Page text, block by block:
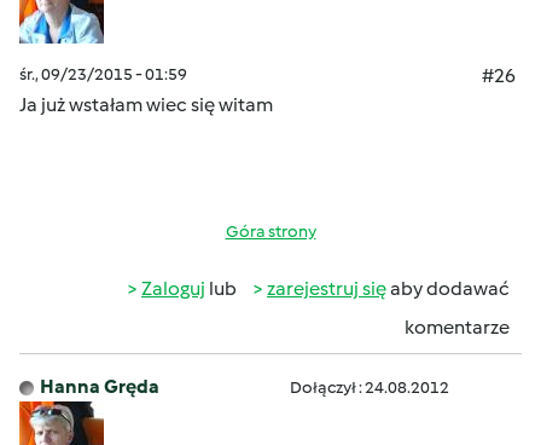
śr., 09/23/2015 - 01:59
#26
Ja już wstałam wiec się witam
Góra strony
Zaloguj lub zarejestruj sięaby dodawać
komentarze
Hanna Gręda Dołączył : 24.08.2012